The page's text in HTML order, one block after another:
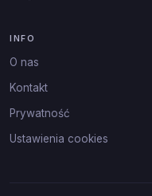
INFO
O nas
Kontakt
Prywatność
Ustawienia cookies